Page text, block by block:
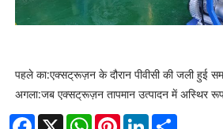
पहले का:एक्सट्रूज़न के दौरान पीवीसी की जली हुई
अगला:जब एक्सट्रूज़न तापमान उत्पादन में अस्थिर
Facebook
X WhatsAppPinterestLinkedIn